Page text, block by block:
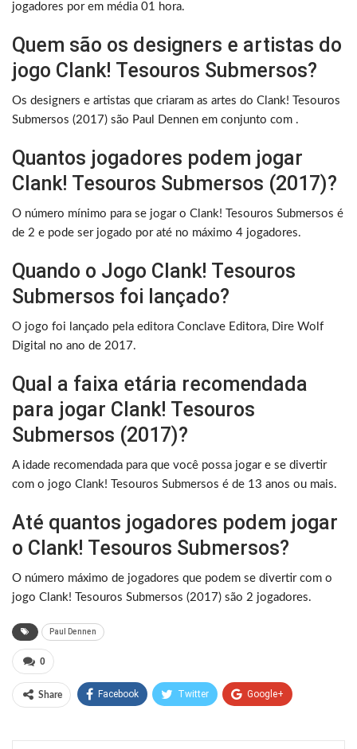
jogadores por em média 01 hora.
Quem são os designers e artistas do
jogo Clank! Tesouros Submersos?
Os designers e artistas que criaram as artes do Clank! Tesouros
Submersos (2017) são Paul Dennen em conjunto com .
Quantos jogadores podem jogar
Clank! Tesouros Submersos (2017)?
O número mínimo para se jogar o Clank! Tesouros Submersos é
de 2 e pode ser jogado por até no máximo 4 jogadores.
Quando o Jogo Clank! Tesouros
Submersos foi lançado?
O jogo foi lançado pela editora Conclave Editora, Dire Wolf
Digital no ano de 2017.
Qual a faixa etária recomendada
para jogar Clank! Tesouros
Submersos (2017)?
A idade recomendada para que você possa jogar e se divertir
com o jogo Clank! Tesouros Submersos é de 13 anos ou mais.
Até quantos jogadores podem jogar
o Clank! Tesouros Submersos?
O número máximo de jogadores que podem se divertir com o
jogo Clank! Tesouros Submersos (2017) são 2 jogadores.
Paul Dennen
0
Share Facebook Twitter Google+